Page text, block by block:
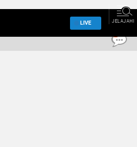
LIVE JELAJAHI